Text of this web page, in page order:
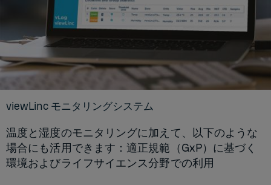
viewLinc モニタリングシステム
温度と湿度のモニタリングに加えて、以下のような
場合にも活用できます：適正規範（GxP）に基づく
環境およびライフサイエンス分野での利用